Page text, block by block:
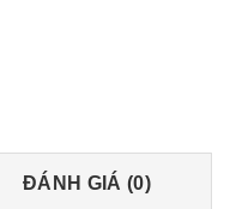
ĐÁNH GIÁ (0)